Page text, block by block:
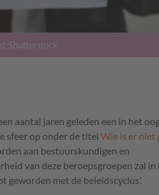
Shutterstock
aantal jaren geleden een in het
sfeer op onder de titel Wie is er niet
aan bestuurskundigen en
van deze beroepsgroepen zal in
geworden met de beleidscyclus’.